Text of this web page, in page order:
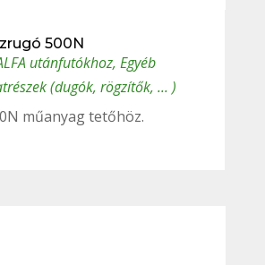
500N
utánfutókhoz, Egyéb
(dugók, rögzítők, ... )
műanyag tetőhöz.